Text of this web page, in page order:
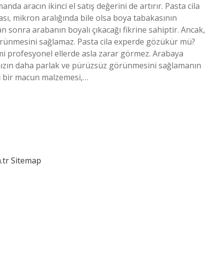
aracın ikinci el satış değerini de artırır. Pasta cila
mikron aralığında bile olsa boya tabakasının
sonra arabanın boyalı çıkacağı fikrine sahiptir. Ancak,
sağlamaz. Pasta cila experde gözükür mü?
profesyonel ellerde asla zarar görmez. Arabaya
daha parlak ve pürüzsüz görünmesini sağlamanın
bir macun malzemesi,…
Sitemap